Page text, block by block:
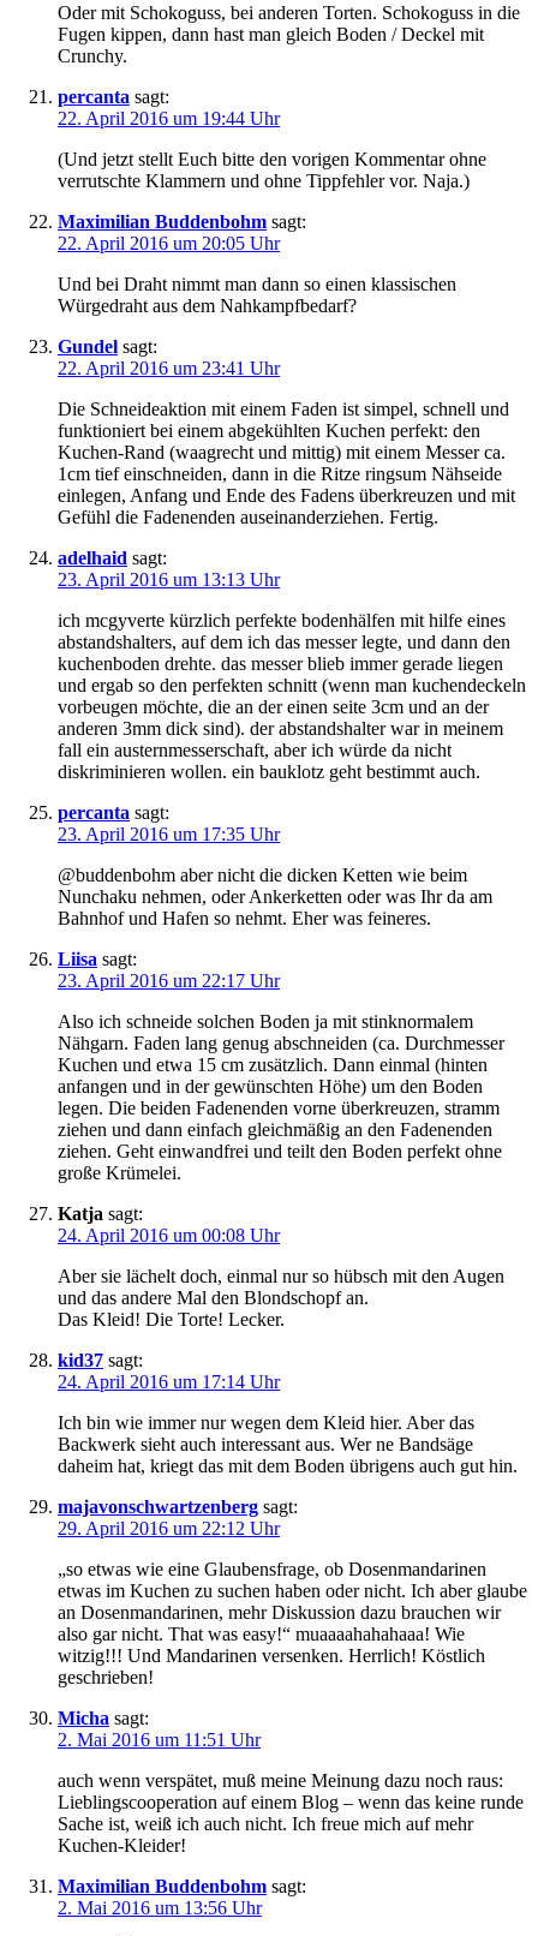
Oder mit Schokoguss, bei anderen Torten. Schokoguss in die
Fugen kippen, dann hast man gleich Boden / Deckel mit
Crunchy.
percanta sagt:
22. April 2016 um 19:44 Uhr
(Und jetzt stellt Euch bitte den vorigen Kommentar ohne
verrutschte Klammern und ohne Tippfehler vor. Naja.)
Maximilian Buddenbohm sagt:
22. April 2016 um 20:05 Uhr
Und bei Draht nimmt man dann so einen klassischen
Würgedraht aus dem Nahkampfbedarf?
Gundel sagt:
22. April 2016 um 23:41 Uhr
Die Schneideaktion mit einem Faden ist simpel, schnell und
funktioniert bei einem abgekühlten Kuchen perfekt: den
Kuchen-Rand (waagrecht und mittig) mit einem Messer ca.
1cm tief einschneiden, dann in die Ritze ringsum Nähseide
einlegen, Anfang und Ende des Fadens überkreuzen und mit
Gefühl die Fadenenden auseinanderziehen. Fertig.
adelhaid sagt:
23. April 2016 um 13:13 Uhr
ich mcgyverte kürzlich perfekte bodenhälfen mit hilfe eines
abstandshalters, auf dem ich das messer legte, und dann den
kuchenboden drehte. das messer blieb immer gerade liegen
und ergab so den perfekten schnitt (wenn man kuchendeckeln
vorbeugen möchte, die an der einen seite 3cm und an der
anderen 3mm dick sind). der abstandshalter war in meinem
fall ein austernmesserschaft, aber ich würde da nicht
diskriminieren wollen. ein bauklotz geht bestimmt auch.
percanta sagt:
23. April 2016 um 17:35 Uhr
@buddenbohm aber nicht die dicken Ketten wie beim
Nunchaku nehmen, oder Ankerketten oder was Ihr da am
Bahnhof und Hafen so nehmt. Eher was feineres.
Liisa sagt:
23. April 2016 um 22:17 Uhr
Also ich schneide solchen Boden ja mit stinknormalem
Nähgarn. Faden lang genug abschneiden (ca. Durchmesser
Kuchen und etwa 15 cm zusätzlich. Dann einmal (hinten
anfangen und in der gewünschten Höhe) um den Boden
legen. Die beiden Fadenenden vorne überkreuzen, stramm
ziehen und dann einfach gleichmäßig an den Fadenenden
ziehen. Geht einwandfrei und teilt den Boden perfekt ohne
große Krümelei.
Katja sagt:
24. April 2016 um 00:08 Uhr
Aber sie lächelt doch, einmal nur so hübsch mit den Augen
und das andere Mal den Blondschopf an.
Das Kleid! Die Torte! Lecker.
kid37 sagt:
24. April 2016 um 17:14 Uhr
Ich bin wie immer nur wegen dem Kleid hier. Aber das
Backwerk sieht auch interessant aus. Wer ne Bandsäge
daheim hat, kriegt das mit dem Boden übrigens auch gut hin.
majavonschwartzenberg sagt:
29. April 2016 um 22:12 Uhr
„so etwas wie eine Glaubensfrage, ob Dosenmandarinen
etwas im Kuchen zu suchen haben oder nicht. Ich aber glaube
an Dosenmandarinen, mehr Diskussion dazu brauchen wir
also gar nicht. That was easy!“ muaaaahahahaaa! Wie
witzig!!! Und Mandarinen versenken. Herrlich! Köstlich
geschrieben!
Micha sagt:
2. Mai 2016 um 11:51 Uhr
auch wenn verspätet, muß meine Meinung dazu noch raus:
Lieblingscooperation auf einem Blog – wenn das keine runde
Sache ist, weiß ich auch nicht. Ich freue mich auf mehr
Kuchen-Kleider!
Maximilian Buddenbohm sagt:
2. Mai 2016 um 13:56 Uhr